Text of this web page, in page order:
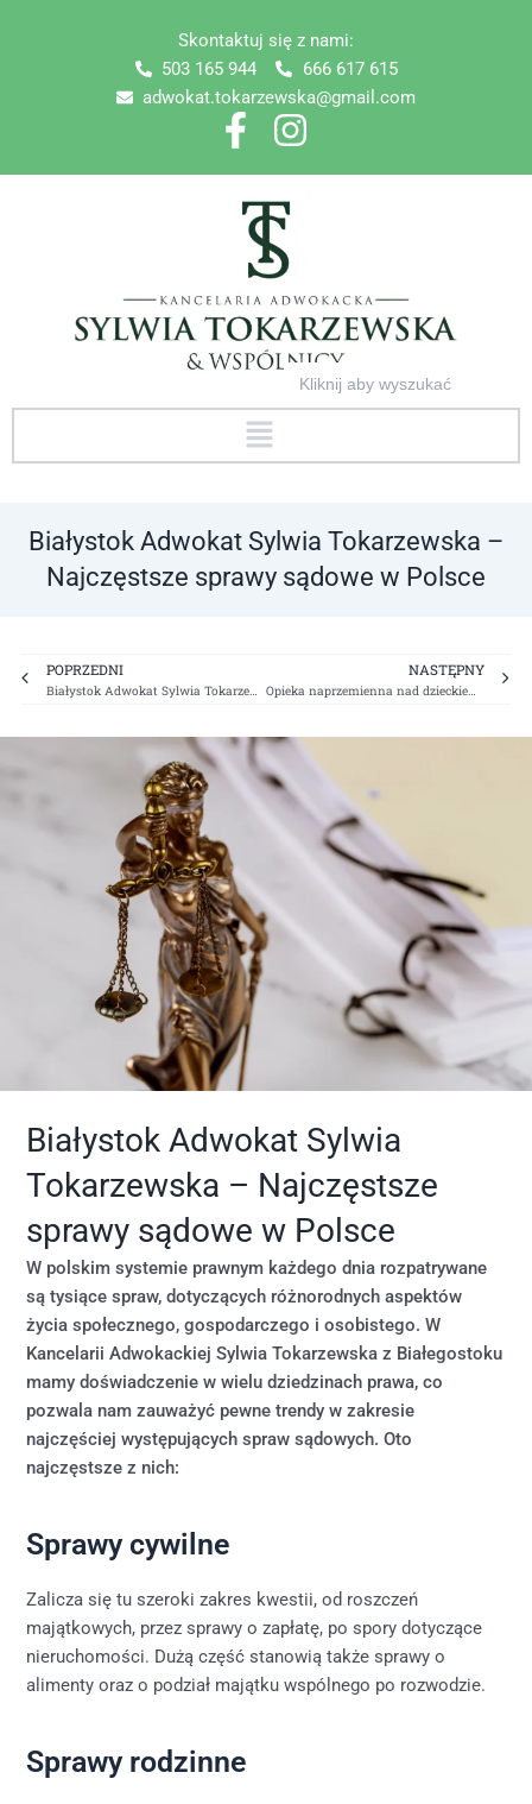
Skontaktuj się z nami:
503 165 944
666 617 615
adwokat.tokarzewska@gmail.com
Menu
Search
for:
Białystok Adwokat Sylwia Tokarzewska –
Najczęstsze sprawy sądowe w Polsce
PrevPOPRZEDNI
Białystok Adwokat Sylwia Tokarzewska – Alimenty w czasie separacji
NASTĘPNY
Opieka naprzemienna nad dzieckiem po rozwodzie
Białystok Adwokat Sylwia
Tokarzewska – Najczęstsze
sprawy sądowe w Polsce
W polskim systemie prawnym każdego dnia rozpatrywane
są tysiące spraw, dotyczących różnorodnych aspektów
życia społecznego, gospodarczego i osobistego. W
Kancelarii Adwokackiej Sylwia Tokarzewska z Białegostoku
mamy doświadczenie w wielu dziedzinach prawa, co
pozwala nam zauważyć pewne trendy w zakresie
najczęściej występujących spraw sądowych. Oto
najczęstsze z nich:
Sprawy cywilne
Zalicza się tu szeroki zakres kwestii, od roszczeń
majątkowych, przez sprawy o zapłatę, po spory dotyczące
nieruchomości. Dużą część stanowią także sprawy o
alimenty oraz o podział majątku wspólnego po rozwodzie.
Sprawy rodzinne